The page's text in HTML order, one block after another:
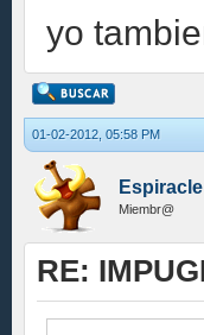
yo
01-02-2012, 05:58 PM
Espiracle
Miembr@
RE: